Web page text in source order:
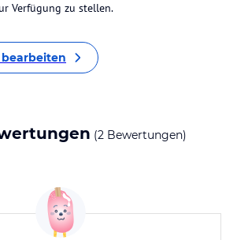
Verfügung zu stellen.
(2 Bewertungen)